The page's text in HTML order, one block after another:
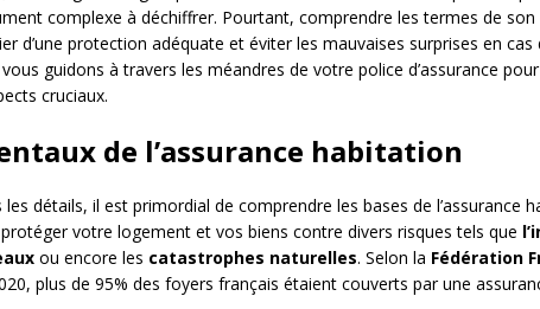
complexe à déchiffrer. Pourtant, comprendre les termes de
d’une protection adéquate et éviter les mauvaises surprises en cas
guidons à travers les méandres de votre police d’assurance
cruciaux.
de l’assurance habitation
détails, il est primordial de comprendre les bases de l’assurance
votre logement et vos biens contre divers risques tels que
ou encore les catastrophes naturelles. Selon la Fédération
plus de 95% des foyers français étaient couverts par une